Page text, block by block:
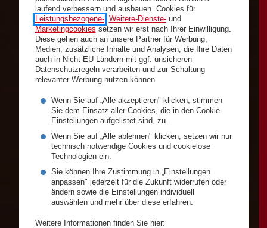
laufend verbessern und ausbauen. Cookies für
Leistungsbezogene-, Weitere-Dienste-und
Marketingcookies setzen wir erst nach Ihrer Einwilligung.
Diese gehen auch an unsere Partner für Werbung,
Medien, zusätzliche Inhalte und Analysen, die Ihre Daten
auch in Nicht-EU-Ländern mit ggf. unsicheren
Datenschutzregeln verarbeiten und zur Schaltung
relevanter Werbung nutzen können.
Wenn Sie auf „Alle akzeptieren" klicken, stimmen
Sie dem Einsatz aller Cookies, die in den Cookie
Einstellungen aufgelistet sind, zu.
Wenn Sie auf „Alle ablehnen" klicken, setzen wir nur
technisch notwendige Cookies und cookielose
Technologien ein.
Sie können Ihre Zustimmung in „Einstellungen
anpassen" jederzeit für die Zukunft widerrufen oder
ändern sowie die Einstellungen individuell
auswählen und mehr über diese erfahren.
Weitere Informationen finden Sie hier: